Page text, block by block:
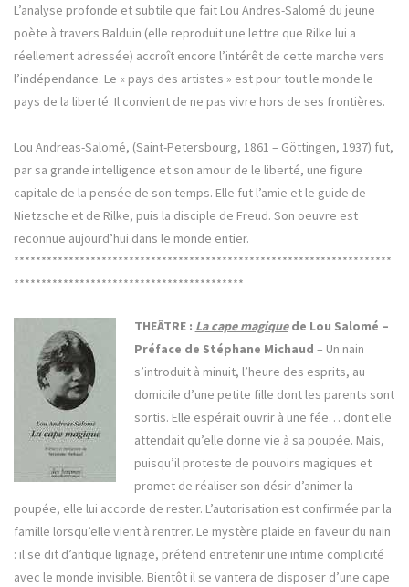
L’analyse profonde et subtile que fait Lou Andres-Salomé du jeune
poète à travers Balduin (elle reproduit une lettre que Rilke lui a
réellement adressée) accroît encore l’intérêt de cette marche vers
l’indépendance. Le « pays des artistes » est pour tout le monde le
pays de la liberté. Il convient de ne pas vivre hors de ses frontières.
Lou Andreas-Salomé, (Saint-Petersbourg, 1861 – Göttingen, 1937) fut,
par sa grande intelligence et son amour de le liberté, une figure
capitale de la pensée de son temps. Elle fut l’amie et le guide de
Nietzsche et de Rilke, puis la disciple de Freud. Son oeuvre est
reconnue aujourd’hui dans le monde entier.
*********************************************************************
******************************************
THEÂTRE : La cape magiquede Lou Salomé –
Préface de Stéphane Michaud – Un nain
s’introduit à minuit, l’heure des esprits, au
domicile d’une petite fille dont les parents sont
sortis. Elle espérait ouvrir à une fée… dont elle
attendait qu’elle donne vie à sa poupée. Mais,
puisqu’il proteste de pouvoirs magiques et
promet de réaliser son désir d’animer la
poupée, elle lui accorde de rester. L’autorisation est confirmée par la
famille lorsqu’elle vient à rentrer. Le mystère plaide en faveur du nain
: il se dit d’antique lignage, prétend entretenir une intime complicité
avec le monde invisible. Bientôt il se vantera de disposer d’une cape